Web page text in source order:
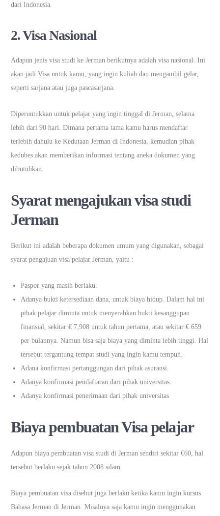
dari Indonesia.
2. Visa Nasional
Adapun jenis visa studi ke Jerman berikutnya adalah visa nasional. Ini
akan jadi Visa untuk kamu, yang ingin kuliah dan mengambil gelar,
seperti sarjana atau juga pascasarjana.
Diperuntukkan untuk pelajar yang ingin tinggal di Jerman, selama
lebih dari 90 hari. Dimana pertama tama kamu harus mendaftar
terlebih dahulu ke Kedutaan Jerman di Indonesia, kemudian pihak
kedubes akan memberikan informasi tentang aneka dokumen yang
dibutuhkan.
Syarat mengajukan visa studi
Jerman
Berikut ini adalah beberapa dokumen umum yang digunakan, sebagai
syarat pengajuan visa pelajar Jerman, yaitu :
Paspor yang masih berlaku.
Adanya bukti ketersediaan dana, untuk biaya hidup. Dalam hal ini
pihak pelajar diminta untuk menyerahkan bukti kesanggupan
finansial, sekitar € 7,908 untuk tahun pertama, atau sekitar € 659
per bulannya. Namun bisa saja biaya yang diminta lebih tinggi. Hal
tersebut tergantung tempat studi yang ingin kamu tempuh.
Adana konfirmasi pertanggungan dari pihak asuransi.
Adanya konfirmasi pendaftaran dari pihak universitas.
Adanya konfirmasi penerimaan dari pihak universitas
Biaya pembuatan Visa pelajar
Adapun biaya pembuatan visa studi di Jerman sendiri sekitar €60, hal
tersebut berlaku sejak tahun 2008 silam.
Biaya pembuatan visa disebut juga berlaku ketika kamu ingin kursus
Bahasa Jerman di Jerman. Misalnya saja kamu ingin menggunakan